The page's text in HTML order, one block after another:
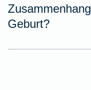
Geburt?